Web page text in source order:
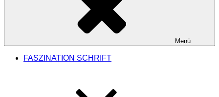
Menü
FASZINATION SCHRIFT